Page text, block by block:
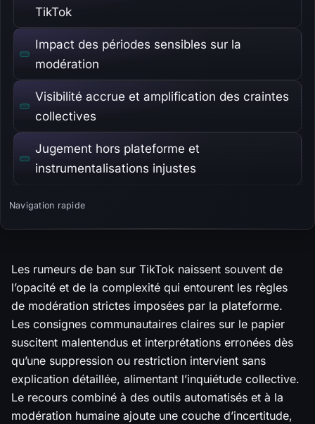
TikTok
Impact des périodes sensibles sur la
modération
Visibilité accrue et amplification des craintes
collectives
Jugement hors plateforme et
instrumentalisations injustes
Navigation rapide
Les rumeurs de ban sur TikTok naissent souvent de
l’opacité et de la complexité qui entourent les règles
de modération strictes imposées par la plateforme.
Les consignes communautaires claires sur le papier
suscitent malentendus et interprétations erronées dès
qu’une suppression ou restriction intervient sans
explication détaillée, alimentant l’inquiétude collective.
Le recours combiné à des outils automatisés et à la
modération humaine ajoute une couche d’incertitude,